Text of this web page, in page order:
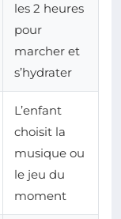
les 2 heures
pour
marcher et
s’hydrater
L’enfant
choisit la
musique ou
le jeu du
moment